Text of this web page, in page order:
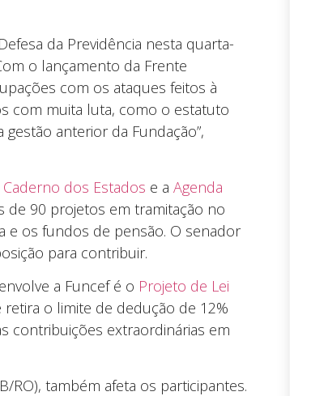
da Previdência nesta quarta-
o lançamento da Frente
com os ataques feitos à
com muita luta, como o estatuto
anterior da Fundação”,
Caderno dos Estados e a Agenda
de 90 projetos em tramitação no
e os fundos de pensão. O senador
para contribuir.
a Funcef é o Projeto de Lei
o limite de dedução de 12%
contribuições extraordinárias em
RO), também afeta os participantes.